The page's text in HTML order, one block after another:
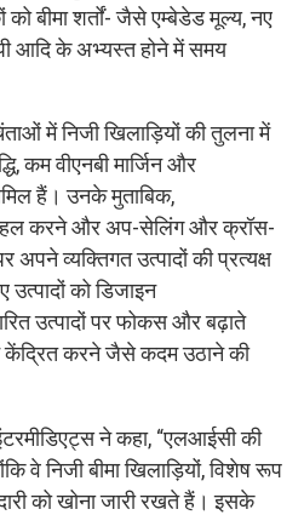
बीमा शर्तों- जैसे एम्बेडेड मूल्य, नए
आदि के अभ्यस्त होने में समय
में निजी खिलाड़ियों की तुलना में
कम वीएनबी मार्जिन और
हैं। उनके मुताबिक,
हल करने और अप-सेलिंग और क्रॉस-
अपने व्यक्तिगत उत्पादों की प्रत्यक्ष
उत्पादों को डिजाइन
उत्पादों पर फोकस और बढ़ाते
केंद्रित करने जैसे कदम उठाने की
ने कहा, “एलआईसी की
वे निजी बीमा खिलाड़ियों, विशेष रूप
को खोना जारी रखते हैं। इसके